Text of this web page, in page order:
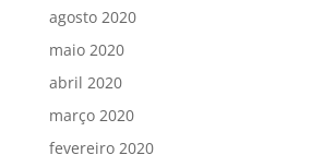
agosto 2020
maio 2020
abril 2020
março 2020
fevereiro 2020